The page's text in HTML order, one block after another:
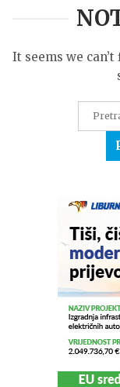
It seems we